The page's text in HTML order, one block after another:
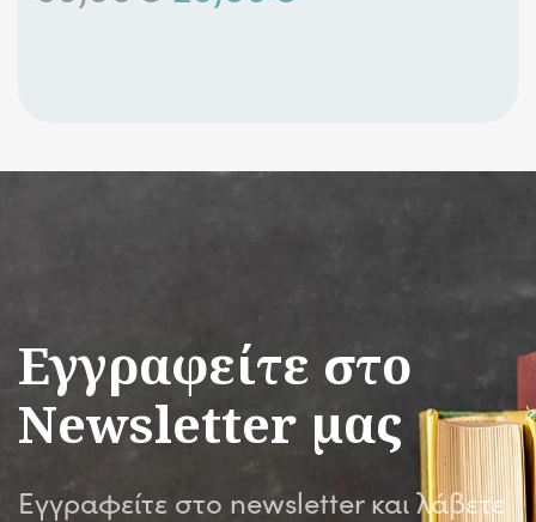
59,00€.είναι:
29,50€.
Εγγραφείτε στο
Newsletter μας
Εγγραφείτε στο newsletter και λάβετε